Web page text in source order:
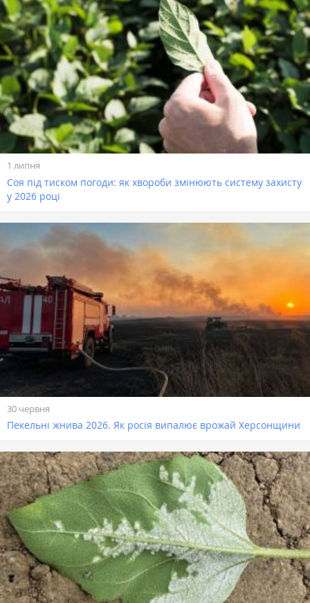
1 липня
Соя під тиском погоди: як хвороби змінюють систему захисту
у 2026 році
30 червня
Пекельні жнива 2026. Як росія випалює врожай Херсонщини